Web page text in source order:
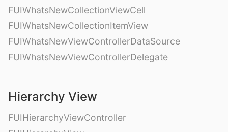
FUIWhatsNewCollectionViewCell
FUIWhatsNewCollectionItemView
FUIWhatsNewViewControllerDataSource
FUIWhatsNewViewControllerDelegate
Hierarchy View
FUIHierarchyViewController